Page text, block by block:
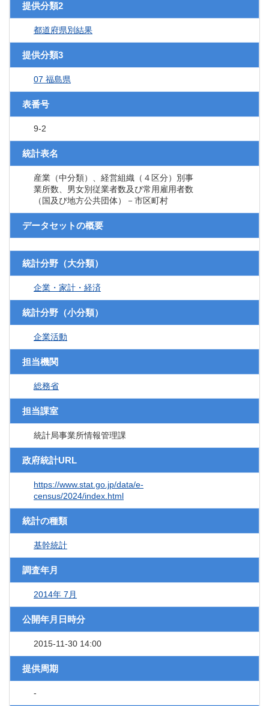
提供分類2
都道府県別結果
提供分類3
07 福島県
表番号
9-2
統計表名
産業（中分類）、経営組織（４区分）別事
業所数、男女別従業者数及び常用雇用者数
（国及び地方公共団体）－市区町村
データセットの概要
統計分野（大分類）
企業・家計・経済
統計分野（小分類）
企業活動
担当機関
総務省
担当課室
統計局事業所情報管理課
政府統計URL
https://www.stat.go.jp/data/e-
census/2024/index.html
統計の種類
基幹統計
調査年月
2014年 7月
公開年月日時分
2015-11-30 14:00
提供周期
-